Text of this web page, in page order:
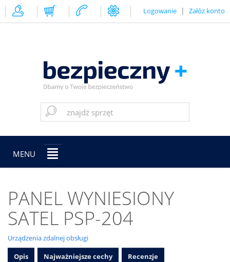
Logowanie | Załóż konto
MENU
PANEL WYNIESIONY
SATEL PSP-204
Urządzenia zdalnej obsługi
Opis
Najważniejsze cechy
Recenzje